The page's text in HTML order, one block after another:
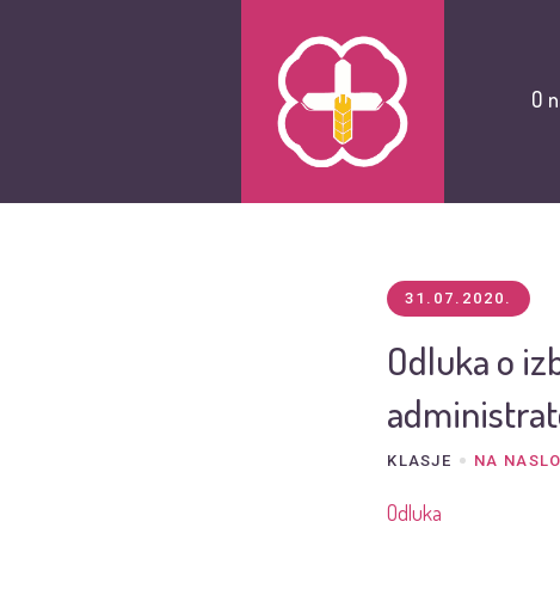
O
31.07.2020.
Odluka o
KLASJE NA
Odluka